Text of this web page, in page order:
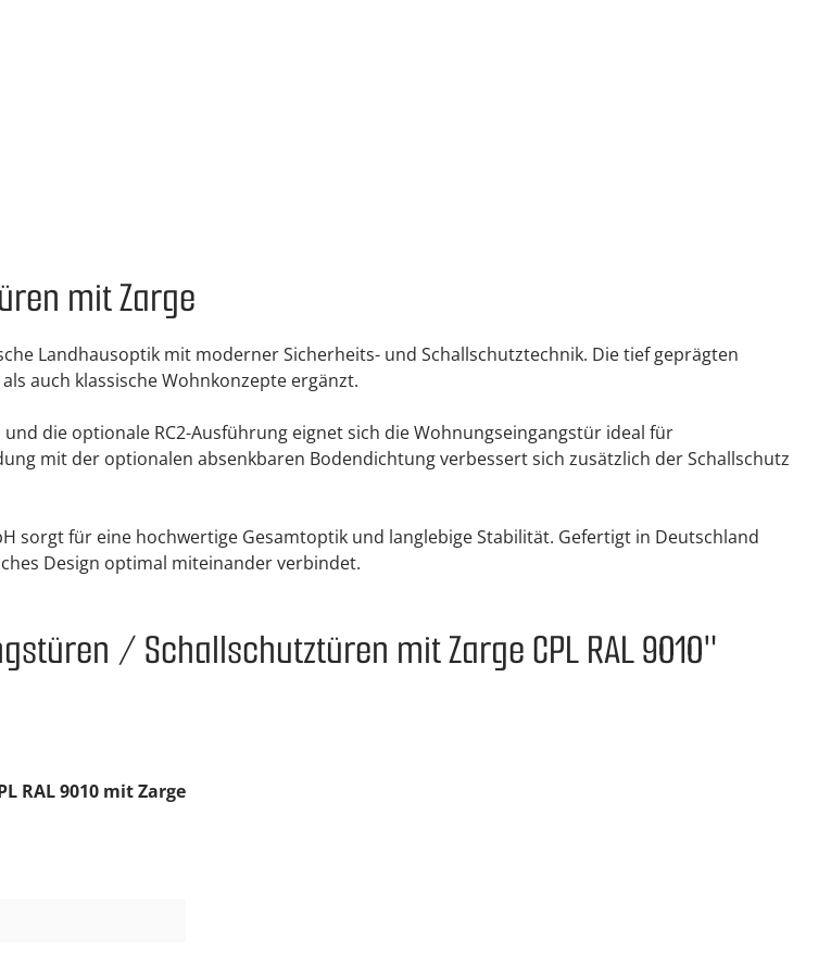
mit Zarge
Landhausoptik mit moderner Sicherheits- und Schallschutztechnik. Die tief geprägten
auch klassische Wohnkonzepte ergänzt.
die optionale RC2-Ausführung eignet sich die Wohnungseingangstür ideal für
mit der optionalen absenkbaren Bodendichtung verbessert sich zusätzlich der Schallschutz
sorgt für eine hochwertige Gesamtoptik und langlebige Stabilität. Gefertigt in Deutschland
Design optimal miteinander verbindet.
/ Schallschutztüren mit Zarge CPL RAL 9010"
RAL 9010 mit Zarge